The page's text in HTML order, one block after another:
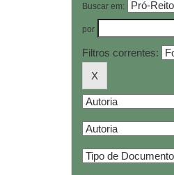
Buscar em:
por
Filtros correntes: